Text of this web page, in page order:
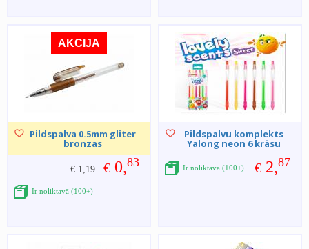
AKCIJA
Pildspalva 0.5mm gliter
bronzas
€ 1,19 € 0,83
Ir noliktavā (100+)
Pildspalvu komplekts
Yalong neon 6 krāsu
€ 2,87
Ir noliktavā (100+)